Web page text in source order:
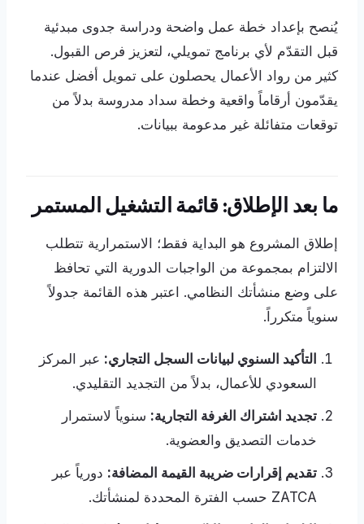
يُنصح بإعداد خطة عمل واضحة ودراسة جدوى مبدئية
قبل التقدّم لأي برنامج تمويلي، لتعزيز فرص القبول.
كثير من رواد الأعمال يحصلون على تمويل أفضل عندما
يقدّمون أرقاماً واقعية وخطة سداد مدروسة بدلاً من
توقعات متفائلة غير مدعومة ببيانات.
ما بعد الإطلاق: قائمة التشغيل المستمر
إطلاق المشروع هو البداية فقط؛ الاستمرارية تتطلب
الالتزام بمجموعة من الواجبات الدورية التي تحافظ
على وضع منشأتك النظامي. اعتبر هذه القائمة جدولاً
سنوياً متكرراً.
التأكيد السنوي لبيانات السجل التجاري: عبر المركز
السعودي للأعمال، بدلاً من التجديد التقليدي.
تجديد اشتراك الغرفة التجارية: سنوياً لاستمرار
خدمات التصديق والعضوية.
تقديم إقرارات ضريبة القيمة المضافة: دورياً عبر
ZATCA حسب الفترة المحددة لمنشأتك.